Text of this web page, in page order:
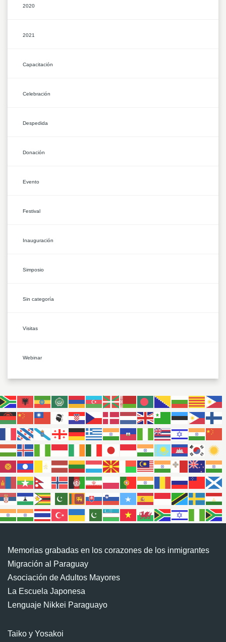
2020
2021
Capacitación
Celebración
Despedida
Donación
Evento
Festival
Inauguración
Simposio
Sin categoría
Visitas
Webinar
Memorias grabadas en los corazones de los inmigrantes
Migración al Paraguay
Asociación de Adultos Mayores
La Escuela Japonesa
Lenguaje Nikkei Paraguayo
Taiko y Yosakoi